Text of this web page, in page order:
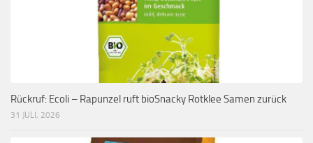
Rückruf: Ecoli – Rapunzel ruft bioSnacky Rotklee Samen zurück
31 JULI, 2026